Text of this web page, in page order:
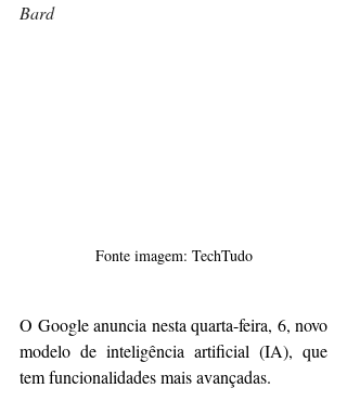
Bard
Fonte imagem: TechTudo
O Google anuncia nesta quarta-feira, 6, novo
modelo de inteligência artificial (IA), que
tem funcionalidades mais avançadas.